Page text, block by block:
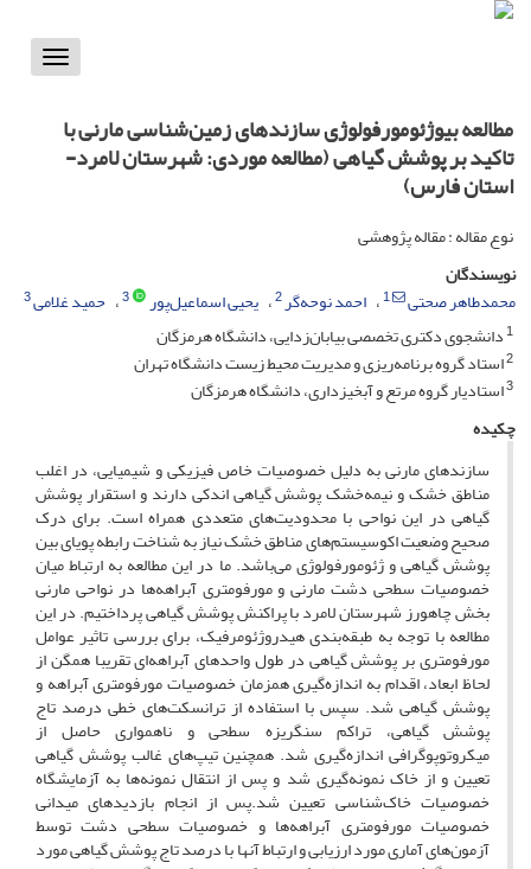
Toggle
مطالعه بیوژئومورفولوژی سازندهای زمین‌شناسی مارنی با
تاکید بر پوشش گیاهی (مطالعه موردی: شهرستان لامرد-
استان فارس)
نوع مقاله : مقاله پژوهشی
نویسندگان
محمدطاهر صحتی
1 احمد نوحه‌گر2 یحیی اسماعیل‌پور 3 حمید غلامی3
1دانشجوی دکتری تخصصی بیابان‌زدایی، دانشگاه هرمزگان
2استاد گروه برنامه‌ریزی و مدیریت محیط زیست دانشگاه تهران
3استادیار گروه مرتع و آبخیزداری، دانشگاه هرمزگان
چکیده
سازندهای مارنی به دلیل خصوصیات خاص فیزیکی و شیمیایی، در اغلب
مناطق خشک و نیمه‌خشک پوشش گیاهی اندکی دارند و استقرار پوشش
گیاهی در این نواحی با محدودیت‌های متعددی همراه است. برای درک
صحیح وضعیت اکوسیستم‌های مناطق خشک نیاز به شناخت رابطه پویای بین
پوشش گیاهی و ژئومورفولوژی می‌باشد. ما در این مطالعه به ارتباط میان
خصوصیات سطحی دشت مارنی و مورفومتری آبراهه‌ها در نواحی مارنی
بخش چاهورز شهرستان لامرد با پراکنش پوشش گیاهی پرداختیم. در این
مطالعه با توجه به طبقه‌بندی هیدروژئومرفیک، برای بررسی تاثیر عوامل
مورفومتری بر پوشش گیاهی در طول واحدهای آبراهه‌ای تقریبا همگن از
لحاظ ابعاد، اقدام به اندازه‌گیری همزمان خصوصیات مورفومتری آبراهه و
پوشش گیاهی شد. سپس با استفاده از ترانسکت‌های خطی درصد تاج
پوشش گیاهی، تراکم سنگریزه سطحی و ناهمواری حاصل از
میکروتوپوگرافی اندازه‌گیری شد. همچنین تیپ‌های غالب پوشش گیاهی
تعیین و از خاک نمونه‌گیری شد و پس از انتقال نمونه‌ها به آزمایشگاه
خصوصیات خاک‌شناسی تعیین شد.پس از انجام بازدیدهای میدانی
خصوصیات مورفومتری آبراهه‌ها و خصوصیات سطحی دشت توسط
آزمون‌های آماری مورد ارزیابی و ارتباط آنها با درصد تاج پوشش گیاهی مورد